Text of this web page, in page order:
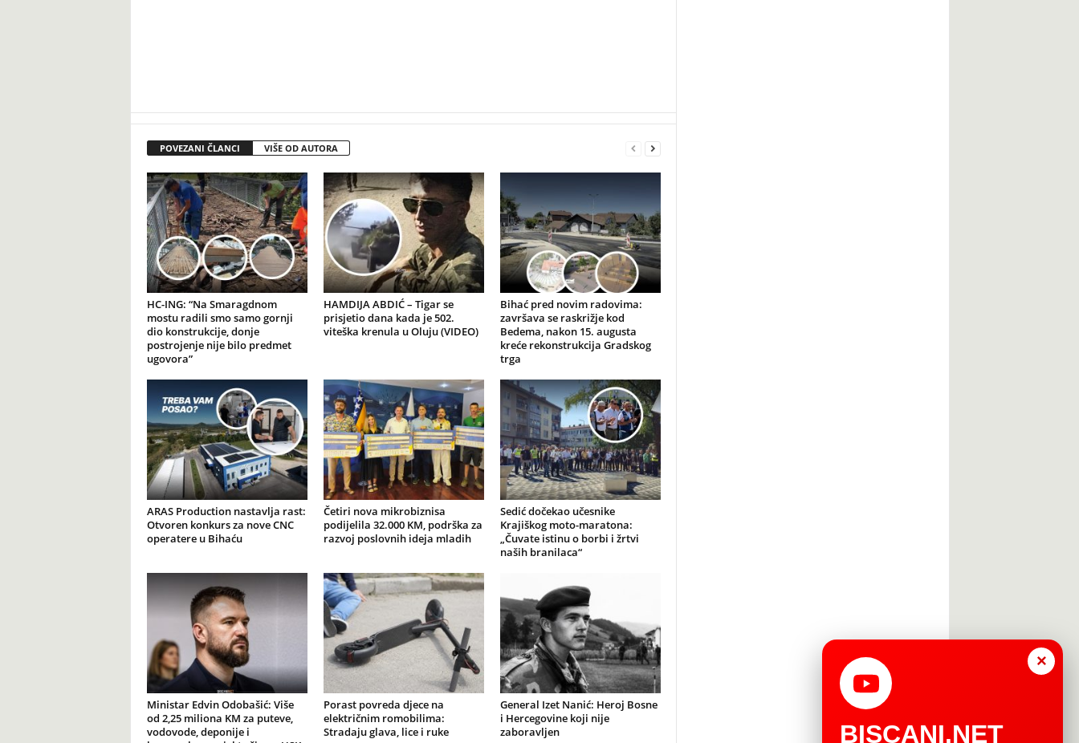
POVEZANI ČLANCI VIŠE OD AUTORA
HC-ING: “Na Smaragdnom
mostu radili smo samo gornji
dio konstrukcije, donje
postrojenje nije bilo predmet
ugovora”
HAMDIJA ABDIĆ – Tigar se
prisjetio dana kada je 502.
viteška krenula u Oluju (VIDEO)
Bihać pred novim radovima:
završava se raskrižje kod
Bedema, nakon 15. augusta
kreće rekonstrukcija Gradskog
trga
ARAS Production nastavlja rast:
Otvoren konkurs za nove CNC
operatere u Bihaću
Četiri nova mikrobiznisa
podijelila 32.000 KM, podrška za
razvoj poslovnih ideja mladih
Sedić dočekao učesnike
Krajiškog moto-maratona:
„Čuvate istinu o borbi i žrtvi
naših branilaca“
Ministar Edvin Odobašić: Više
od 2,25 miliona KM za puteve,
vodovode, deponije i
Porast povreda djece na
električnim romobilima:
Stradaju glava, lice i ruke
General Izet Nanić: Heroj Bosne
i Hercegovine koji nije
zaboravljen
×
BISCANI.NET